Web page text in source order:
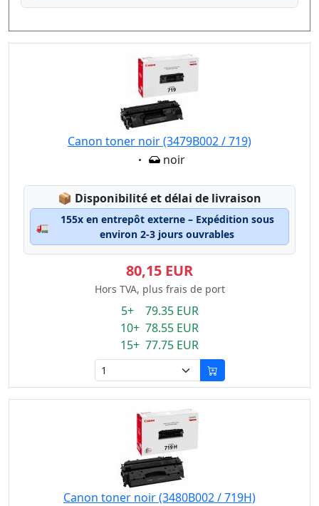
Canon toner noir (3479B002 / 719)
Eigenschaft:
noir
📦 Lagerstatus:
Disponibilité et délai de livraison
🚛
155x en entrepôt externe – Expédition sous
environ 2-3 jours ouvrables
80,15 EUR
Hors TVA, plus frais de port
5+ 79.35 EUR
10+ 78.55 EUR
15+ 77.75 EUR
Canon toner noir (3480B002 / 719H)